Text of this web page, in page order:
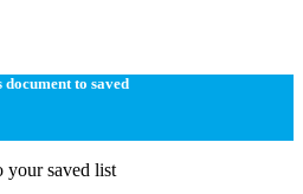
document to saved
your saved list